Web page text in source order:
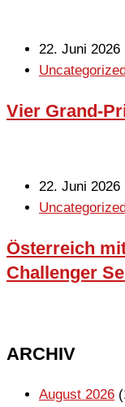
22. Juni 2026
Uncategorized
Vier Grand-
22. Juni 2026
Uncategorized
Österreich
Challenger
ARCHIV
August 2026